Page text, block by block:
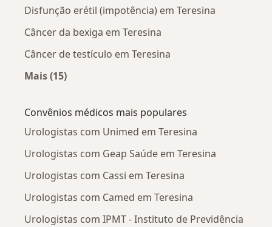
Disfunção erétil (impotência) em Teresina
Câncer da bexiga em Teresina
Câncer de testículo em Teresina
Mais (15)
Convênios médicos mais populares
Urologistas com Unimed em Teresina
Urologistas com Geap Saúde em Teresina
Urologistas com Cassi em Teresina
Urologistas com Camed em Teresina
Urologistas com IPMT - Instituto de Previdência